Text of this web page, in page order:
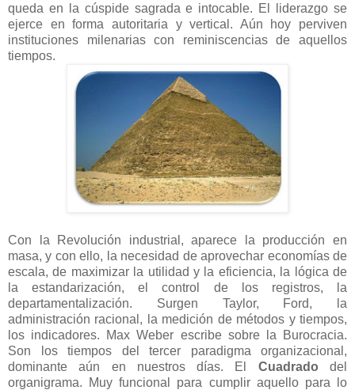
queda en la cúspide sagrada e intocable. El liderazgo se
ejerce en forma autoritaria y vertical. Aún hoy perviven
instituciones milenarias con reminiscencias de aquellos
tiempos.
Con la Revolución industrial, aparece la producción en
masa, y con ello, la necesidad de aprovechar economías de
escala, de maximizar la utilidad y la eficiencia, la lógica de
la estandarización, el control de los registros, la
departamentalización. Surgen Taylor, Ford, la
administración racional, la medición de métodos y tiempos,
los indicadores. Max Weber escribe sobre la Burocracia.
Son los tiempos del tercer paradigma organizacional,
dominante aún en nuestros días. El Cuadradodel
organigrama. Muy funcional para cumplir aquello para lo